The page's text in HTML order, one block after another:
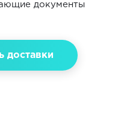
документы
доставки